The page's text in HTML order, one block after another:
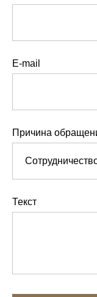
E-mail
Причина
Текст